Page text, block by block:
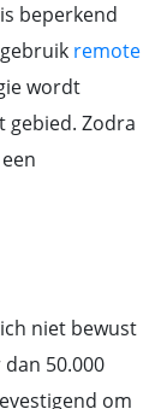
beperkend
remote
wordt
gebied. Zodra
niet bewust
50.000
om